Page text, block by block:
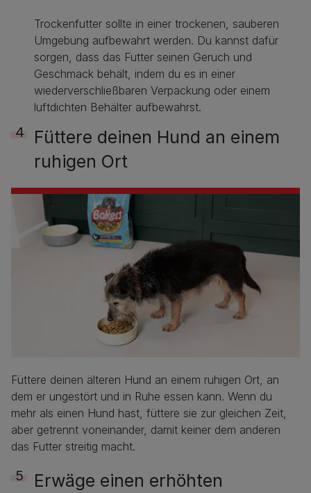
Trockenfutter sollte in einer trockenen, sauberen
Umgebung aufbewahrt werden. Du kannst dafür
sorgen, dass das Futter seinen Geruch und
Geschmack behält, indem du es in einer
wiederverschließbaren Verpackung oder einem
luftdichten Behälter aufbewahrst.
Füttere deinen Hund an einem
ruhigen Ort
Füttere deinen älteren Hund an einem ruhigen Ort, an
dem er ungestört und in Ruhe essen kann. Wenn du
mehr als einen Hund hast, füttere sie zur gleichen Zeit,
aber getrennt voneinander, damit keiner dem anderen
das Futter streitig macht.
Erwäge einen erhöhten